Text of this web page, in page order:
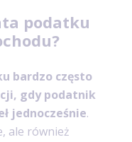
podatku
bardzo często
gdy podatnik
jednocześnie.
ale również